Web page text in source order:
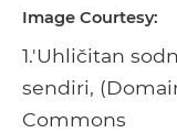
Image Courtesy:
1.'Uhličitan
sendiri,
Commons